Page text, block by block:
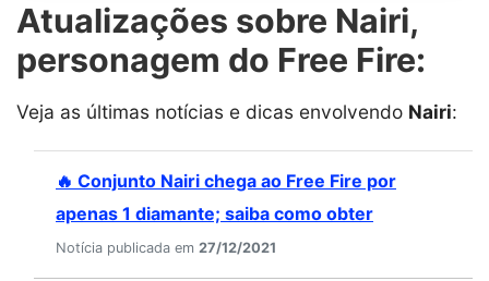
Atualizações sobre Nairi,
personagem do Free Fire:
Veja as últimas notícias e dicas envolvendo Nairi:
🔥 Conjunto Nairi chega ao Free Fire por
apenas 1 diamante; saiba como obter
Notícia publicada em 27/12/2021